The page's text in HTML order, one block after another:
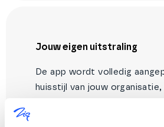
Jouw eigen uitstraling
De app wordt volledig
huisstijl van jouw